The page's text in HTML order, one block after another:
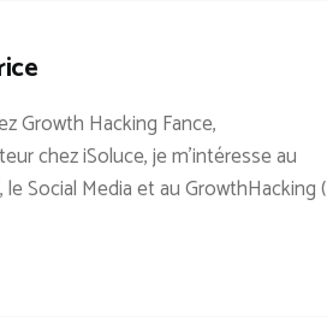
Growth Hacking Fance,
chez iSoluce, je m'intéresse au
Social Media et au GrowthHacking (